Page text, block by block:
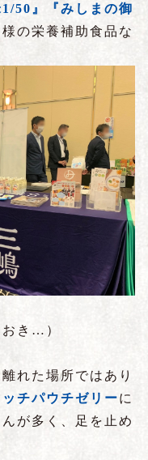
50』
『みしまの御
の栄養補助食品な
おき…）
れた場所ではあり
チパウチゼリーに
が多く、足を止め